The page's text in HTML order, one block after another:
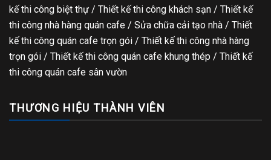
kế thi công biệt thự / Thiết kế thi công khách sạn / Thiết kế
thi công nhà hàng quán cafe / Sửa chữa cải tạo nhà / Thiết
kế thi công quán cafe trọn gói / Thiết kế thi công nhà hàng
trọn gói / Thiết kế thi công quán cafe khung thép / Thiết kế
thi công quán cafe sân vườn
THƯƠNG HIỆU THÀNH VIÊN